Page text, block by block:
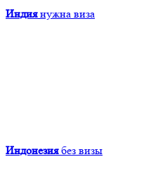
Индия нужна виза
Индонезия без визы